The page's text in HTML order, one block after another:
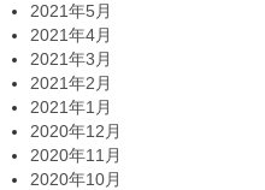
2021年5月
2021年4月
2021年3月
2021年2月
2021年1月
2020年12月
2020年11月
2020年10月